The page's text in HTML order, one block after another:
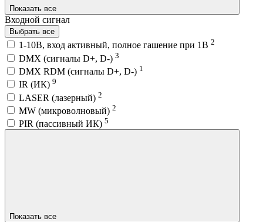
Показать все
Входной сигнал
Выбрать все
1-10В, вход активный, полное гашение при 1В 2
DMX (сигналы D+, D-) 3
DMX RDM (сигналы D+, D-) 1
IR (ИК) 9
LASER (лазерный) 2
MW (микроволновый) 2
PIR (пассивный ИК) 5
Показать все